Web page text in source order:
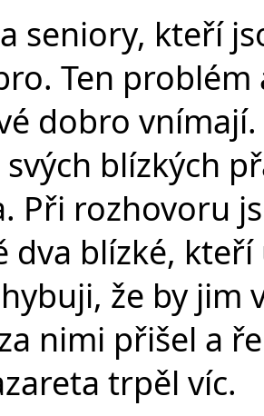
seniory, kteří
Ten problém
dobro
blízkých
Při rozhovoru
dva blízké,
že by
nimi přišel a
trpěl víc.